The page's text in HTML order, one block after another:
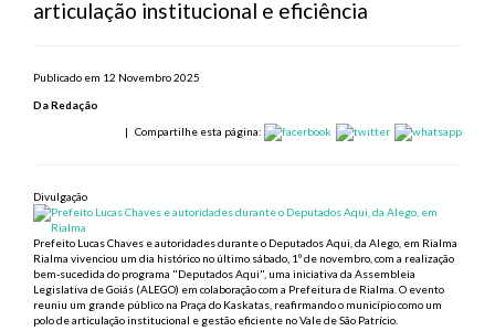
articulação institucional e eficiência
Publicado em 12 Novembro 2025
Da Redação
| Compartilhe esta página:
Divulgação
Prefeito Lucas Chaves e autoridades durante o Deputados Aqui, da Alego, em Rialma
Rialma vivenciou um dia histórico no último sábado, 1º de novembro, com a realização
bem-sucedida do programa "Deputados Aqui", uma iniciativa da Assembleia
Legislativa de Goiás (ALEGO) em colaboração com a Prefeitura de Rialma. O evento
reuniu um grande público na Praça do Kaskatas, reafirmando o município como um
polo de articulação institucional e gestão eficiente no Vale de São Patrício.